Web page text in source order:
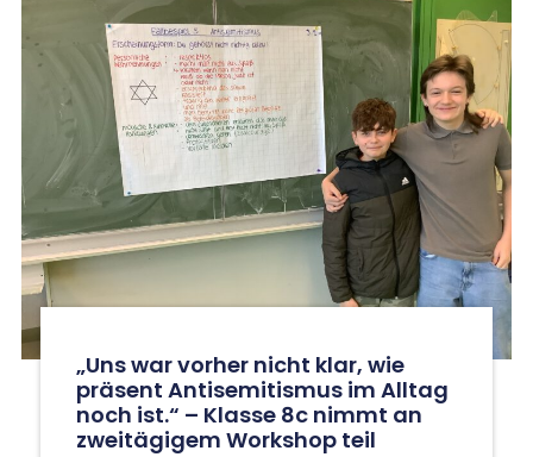
„Uns war vorher nicht klar, wie
präsent Antisemitismus im Alltag
noch ist.“ – Klasse 8c nimmt an
zweitägigem Workshop teil